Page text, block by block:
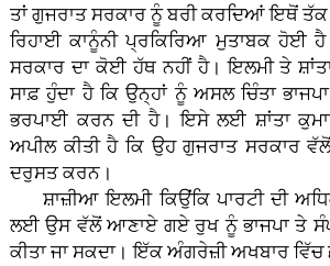
ਤਾਂ ਗੁਜਰਾਤ ਸਰਕਾਰ ਨੂੰ ਬਰੀ ਕਰਦਿਆਂ ਇਥੋਂ ਤੱਕ
ਰਿਹਾਈ ਕਾਨੂੰਨੀ ਪ੍ਰਕਿਰਿਆ ਮੁਤਾਬਕ ਹੋਈ
ਸਰਕਾਰ ਦਾ ਕੋਈ ਹੱਥ ਨਹੀਂ ਹੈ। ਇਲਮੀ ਤੇ
ਸਾਫ਼ ਹੁੰਦਾ ਹੈ ਕਿ ਉਨ੍ਹਾਂ ਨੂੰ ਅਸਲ ਚਿੰਤਾ
ਭਰਪਾਈ ਕਰਨ ਦੀ ਹੈ। ਇਸੇ ਲਈ ਸ਼ਾਂਤਾ
ਅਪੀਲ ਕੀਤੀ ਹੈ ਕਿ ਉਹ ਗੁਜਰਾਤ ਸਰਕਾਰ
ਦਰੁਸਤ ਕਰਨ।
ਸ਼ਾਜ਼ੀਆ ਇਲਮੀ ਕਿਉਂਕਿ ਪਾਰਟੀ ਦੀ
ਲਈ ਉਸ ਵੱਲੋਂ ਆਣਾਏ ਗਏ ਰੁਖ ਨੂੰ ਭਾਜਪਾ ਤੇ
ਕੀਤਾ ਜਾ ਸਕਦਾ। ਇੱਕ ਅੰਗਰੇਜ਼ੀ ਅਖਬਾਰ